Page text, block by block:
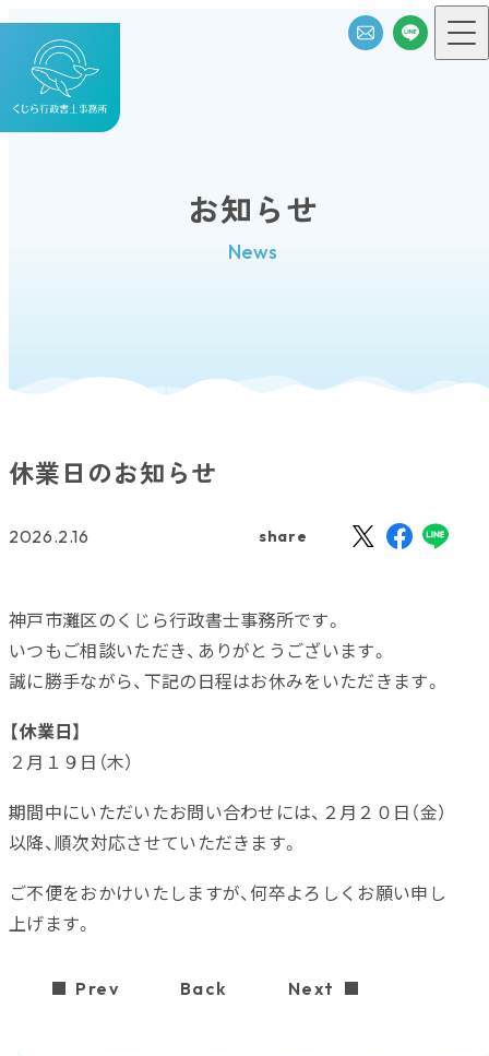
お知らせ
News
休業日のお知らせ
2026.2.16 share
神戸市灘区のくじら行政書士事務所です。
いつもご相談いただき、ありがとうございます。
誠に勝手ながら、下記の日程はお休みをいただきます。
【休業日】
２月１９日（木）
期間中にいただいたお問い合わせには、２月２０日（金）
以降、順次対応させていただきます。
ご不便をおかけいたしますが、何卒よろしくお願い申し
上げます。
Prev Back Next